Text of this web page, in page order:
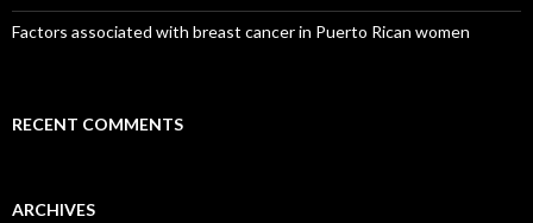
Factors associated with breast cancer in Puerto Rican women
RECENT COMMENTS
ARCHIVES